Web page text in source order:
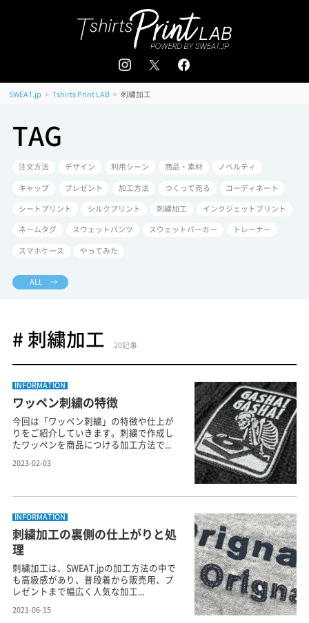
追加注文はこちら
会員登録 / ログイン
SWEAT.jp > Tshirts Print LAB > 刺繍加工
TAG
注文方法 デザイン 利用シーン 商品・素材 ノベルティ
キャップ プレゼント 加工方法 つくって売る コーディネート
シートプリント シルクプリント 刺繍加工 インクジェットプリント
ネームタグ スウェットパンツ スウェットパーカー トレーナー
スマホケース やってみた
ALL →
# 刺繍加工 20記事
INFORMATION
ワッペン刺繍の特徴
今回は「ワッペン刺繍」の特徴や仕上が
りをご紹介していきます。刺繍で作成し
たワッペンを商品につける加工方法で...
2023-02-03
INFORMATION
刺繍加工の裏側の仕上がりと処
理
刺繍加工は、SWEAT.jpの加工方法の中で
も高級感があり、普段着から販売用、プ
レゼントまで幅広く人気な加工...
2021-06-15